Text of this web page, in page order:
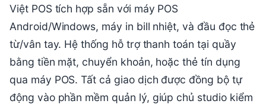
Việt POS tích hợp sẵn với máy POS
Android/Windows, máy in bill nhiệt, và đầu đọc thẻ
từ/vân tay. Hệ thống hỗ trợ thanh toán tại quầy
bằng tiền mặt, chuyển khoản, hoặc thẻ tín dụng
qua máy POS. Tất cả giao dịch được đồng bộ tự
động vào phần mềm quản lý, giúp chủ studio kiểm